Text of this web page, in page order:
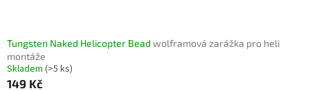
Tungsten Naked Helicopter Bead wolframová zarážka pro heli
montáže
Skladem (>5 ks)
149 Kč